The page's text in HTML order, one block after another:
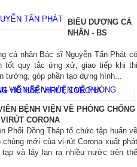
BIỂU DƯƠNG CÁ
NHÂN - BS
cá nhân Bác sĩ Nguyễn Tấn Phát có
tốt quy tắc ứng xử, giao tiếp khi thi
tưởng, góp phần tạo dựng hình...
BỆNH VIỆN VỀ PHÒNG CHỐNG
CORONA
Phổi Đồng Tháp tổ chức tập huấn về
mới của vi-rút Corona xuất phát
và lây lan ra nhiều nước trên thế